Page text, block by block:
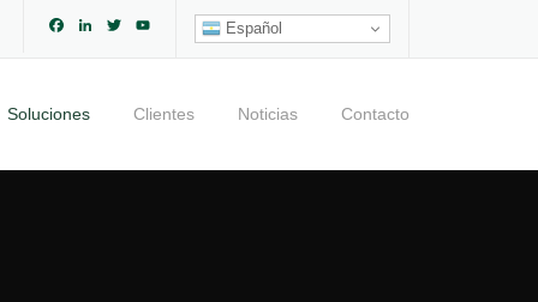
Español
Facebook
LinkedIn
TwitterYouTube
Channel
Soluciones Clientes Noticias Contacto